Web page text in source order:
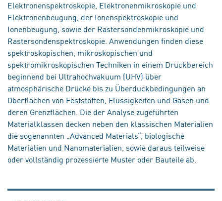
Elektronenspektroskopie, Elektronenmikroskopie und
Elektronenbeugung, der Ionenspektroskopie und
Ionenbeugung, sowie der Rastersondenmikroskopie und
Rastersondenspektroskopie. Anwendungen finden diese
spektroskopischen, mikroskopischen und
spektromikroskopischen Techniken in einem Druckbereich
beginnend bei Ultrahochvakuum (UHV) über
atmosphärische Drücke bis zu Überduckbedingungen an
Oberflächen von Feststoffen, Flüssigkeiten und Gasen und
deren Grenzflächen. Die der Analyse zugeführten
Materialklassen decken neben den klassischen Materialien
die sogenannten „Advanced Materials“, biologische
Materialien und Nanomaterialien, sowie daraus teilweise
oder vollständig prozessierte Muster oder Bauteile ab.